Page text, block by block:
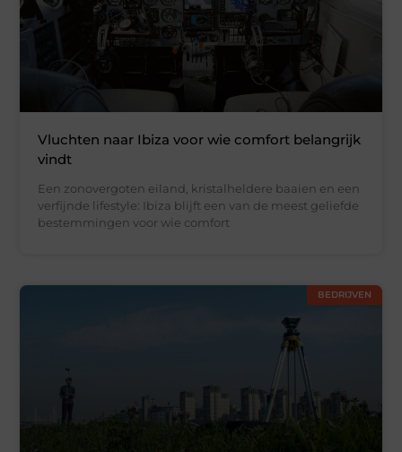
Vluchten naar Ibiza voor wie comfort belangrijk
vindt
Een zonovergoten eiland, kristalheldere baaien en een
verfijnde lifestyle: Ibiza blijft een van de meest geliefde
bestemmingen voor wie comfort
BEDRIJVEN